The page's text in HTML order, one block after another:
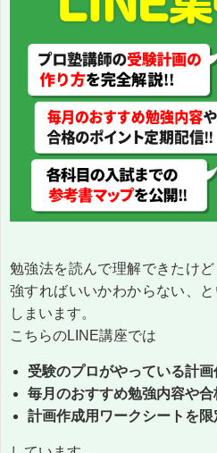
勉強法を読んで理解できたけ
強すればいいかわからない、
しまいます。
こちらのLINE講座では
受験のプロがやっている計
毎月のおすすめ勉強内容や
計画作成用ワークシートを限